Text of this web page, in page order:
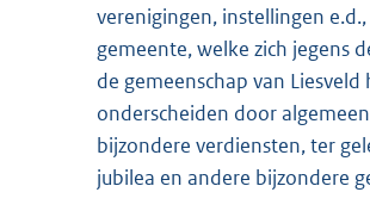
verenigingen, instellingen
gemeente, welke zich jegens
de gemeenschap van Liesveld
onderscheiden door
bijzondere verdiensten, ter
jubilea en andere bijzondere